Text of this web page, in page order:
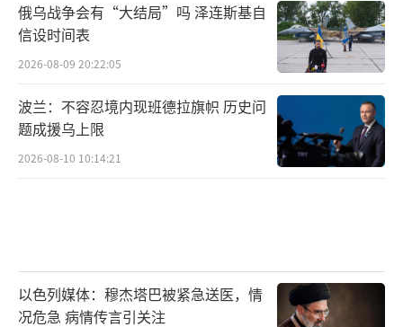
清算人须依法发布公告，通知所有潜在债
入清偿序列。
俄乌战争会有“大结局”吗 泽连斯基自
信设时间表
2026-08-09 20:22:05
波兰：不容忍境内现班德拉旗帜 历史问
题成援乌上限
2026-08-10 10:14:21
以色列媒体：穆杰塔巴被紧急送医，情
况危急 病情传言引关注